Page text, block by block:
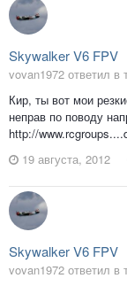
Skywalker V6 FPV
vovan1972 ответил в
Кир, ты вот мои
неправ по поводу
http://
19 августа, 2012
Skywalker V6 FPV
vovan1972 ответил в